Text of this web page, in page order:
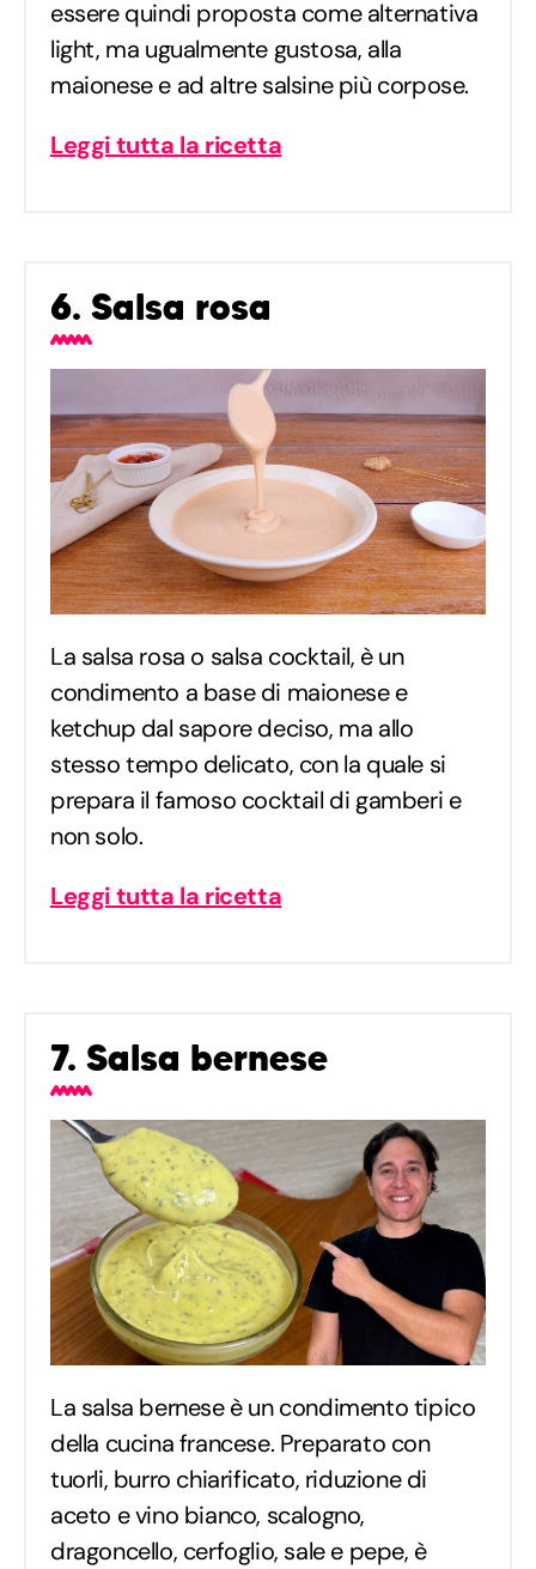
essere quindi proposta come alternativa
light, ma ugualmente gustosa, alla
maionese e ad altre salsine più corpose.
Leggi tutta la ricetta
6. Salsa rosa
La salsa rosa o salsa cocktail, è un
condimento a base di maionese e
ketchup dal sapore deciso, ma allo
stesso tempo delicato, con la quale si
prepara il famoso cocktail di gamberi e
non solo.
Leggi tutta la ricetta
7. Salsa bernese
La salsa bernese è un condimento tipico
della cucina francese. Preparato con
tuorli, burro chiarificato, riduzione di
aceto e vino bianco, scalogno,
dragoncello, cerfoglio, sale e pepe, è